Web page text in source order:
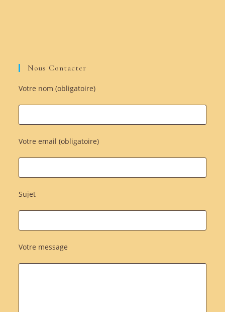
Nous Contacter
Votre nom (obligatoire)
Votre email (obligatoire)
Sujet
Votre message